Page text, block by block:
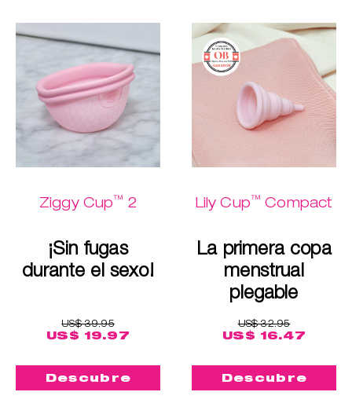
Ziggy Cup™ 2
¡Sin fugas
durante el sexo!
US$ 39.95
US$ 19.97
Descubre
Lily Cup™ Compact
La primera copa
menstrual
plegable
US$ 32.95
US$ 16.47
Descubre